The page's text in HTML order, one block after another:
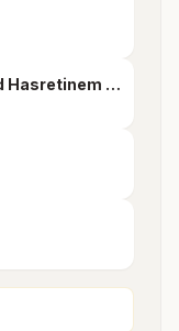
Hasretinem Ya Muhammed Hasretinem Hasreta